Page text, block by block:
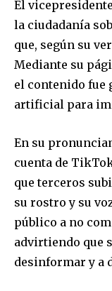
El
la ciudadanía
que, según su
Mediante su
el contenido fue
artificial para
En su
cuenta de
que terceros
su rostro y su
público a no
advirtiendo que
desinformar y a